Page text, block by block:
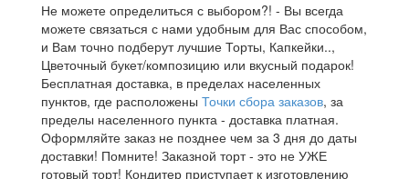
Не можете определиться с выбором?! - Вы всегда
можете связаться с нами удобным для Вас способом,
и Вам точно подберут лучшие Торты, Капкейки..,
Цветочный букет/композицию или вкусный подарок!
Бесплатная доставка, в пределах населенных
пунктов, где расположены Точки сбора заказов, за
пределы населенного пункта - доставка платная.
Оформляйте заказ не позднее чем за 3 дня до даты
доставки! Помните! Заказной торт - это не УЖЕ
готовый торт! Кондитер приступает к изготовлению